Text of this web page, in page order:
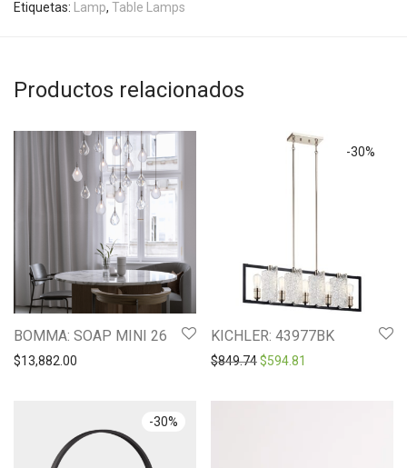
Etiquetas:
Lamp, Table Lamps
Productos relacionados
BOMMA: SOAP MINI 26
$13,882.00
-30%
KICHLER: 43977BK
$849.74Original price was:
$594.81
-30%